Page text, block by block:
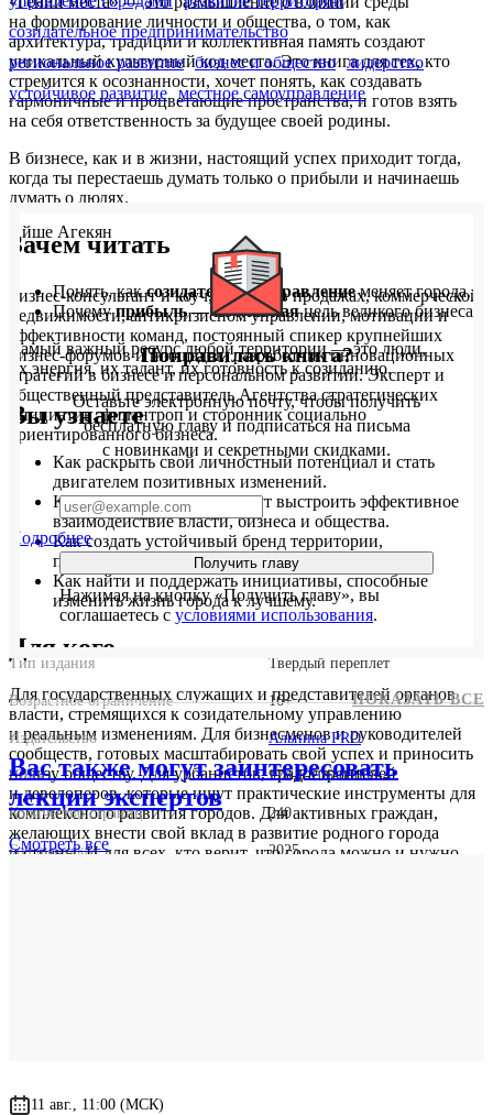
на формирование личности и общества, о том, как
архитектура, традиции и коллективная память создают
уникальный культурный код места. Это книга для тех, кто
стремится к осознанности, хочет понять, как создавать
гармоничные и процветающие пространства, и готов взять
на себя ответственность за будущее своей родины.
В бизнесе, как и в жизни, настоящий успех приходит тогда,
когда ты перестаешь думать только о прибыли и начинаешь
думать о людях.
Зачем читать
Понять, каксозидательное управлениеменяет города.
Почемуприбыль — не главнаяцель великого бизнеса.
Самый важный ресурс любой территории — это люди,
их энергия, их талант, их готовность к созиданию.
Вы узнаете
Как раскрыть свой личностный потенциал и стать
двигателем позитивных изменений.
Какие инструменты помогут выстроить эффективное
взаимодействие власти, бизнеса и общества.
Как создать устойчивый бренд территории,
привлекающий инвестиции и туристов.
Как найти и поддержать инициативы, способные
изменить жизнь города к лучшему.
Для кого
Для государственных служащих и представителей органов
власти, стремящихся к созидательному управлению
и реальным изменениям. Для бизнесменов и руководителей
сообществ, готовых масштабировать свой успех и приносить
пользу обществу. Для урбанистов, градостроителей
и девелоперов, которые ищут практические инструменты для
комплексного развития городов. Для активных граждан,
желающих внести свой вклад в развитие родного города
и страны. И для всех, кто верит, что города можно и нужно
созидательное предпринимательство
региональное развитие бизнес и общество лидерство
устойчивое развитие местное самоуправление
Айше Агекян
Бизнес-консультант и коуч, эксперт в продажах, коммерческой
недвижимости, антикризисном управлении, мотивации и
эффективности команд, постоянный спикер крупнейших
бизнес-форумов и площадок, разработчик инновационных
стратегий в бизнесе и персональном развитии. Эксперт и
общественный представитель Агентства стратегических
инициатив, филантроп и сторонник социально
ориентированного бизнеса.
Подробнее
Тип издания Твердый переплет
Возрастное ограничение 16+
Издательство Альпина PRO
ISBN 978-5-206-00638-4
Количество страниц 240
Год выпуска 2025
Понравилась книга?
Оставьте электронную почту, чтобы получить
бесплатную главу и подписаться на письма
с новинками и секретными скидками.
Получить главу
Нажимая на кнопку «Получить главу», вы
соглашаетесь с условиями использования.
ПОКАЗАТЬ ВСЕ
Вас также могут заинтересовать
лекции экспертов
Смотретьвсе
11 авг., 11:00 (МСК)